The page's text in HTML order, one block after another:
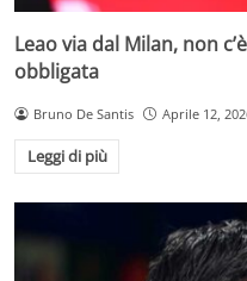
Leao via dal Milan, non
obbligata
Bruno De Santis Aprile 12,
Leggi di più